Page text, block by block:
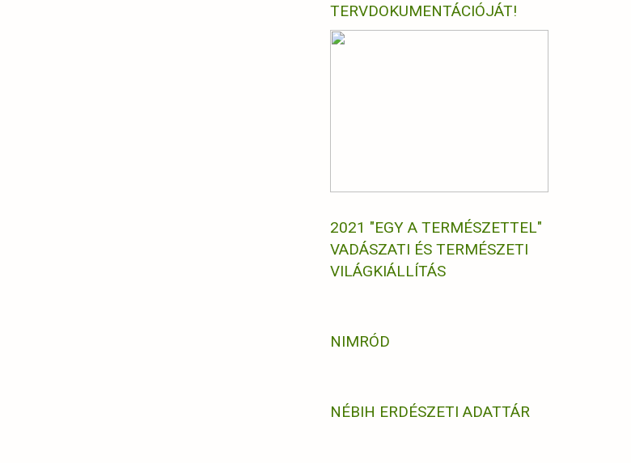
TERVDOKUMENTÁCIÓJÁT!
2021 "EGY A TERMÉSZETTEL"
VADÁSZATI ÉS TERMÉSZETI
VILÁGKIÁLLÍTÁS
NIMRÓD
NÉBIH ERDÉSZETI ADATTÁR